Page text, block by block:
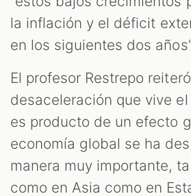
la inflación y el déficit
en los siguientes dos
El profesor Restrepo
desaceleración que vive
es producto de un efecto
economía global se ha
manera muy importante,
como en Asia como en